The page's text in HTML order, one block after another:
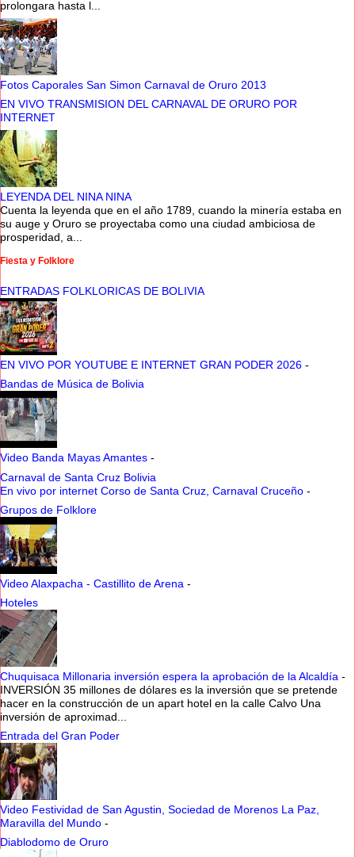
prolongara hasta l...
Fotos Caporales San Simon Carnaval de Oruro 2013
EN VIVO TRANSMISION DEL CARNAVAL DE ORURO POR
INTERNET
LEYENDA DEL NINA NINA
Cuenta la leyenda que en el año 1789, cuando la minería estaba en
su auge y Oruro se proyectaba como una ciudad ambiciosa de
prosperidad, a...
Fiesta y Folklore
ENTRADAS FOLKLORICAS DE BOLIVIA
EN VIVO POR YOUTUBE E INTERNET GRAN PODER 2026 -
Bandas de Música de Bolivia
Video Banda Mayas Amantes -
Carnaval de Santa Cruz Bolivia
En vivo por internet Corso de Santa Cruz, Carnaval Cruceño -
Grupos de Folklore
Video Alaxpacha - Castillito de Arena -
Hoteles
Chuquisaca Millonaria inversión espera la aprobación de la Alcaldía -
INVERSIÓN 35 millones de dólares es la inversión que se pretende
hacer en la construcción de un apart hotel en la calle Calvo Una
inversión de aproximad...
Entrada del Gran Poder
Video Festividad de San Agustin, Sociedad de Morenos La Paz,
Maravilla del Mundo -
Diablodomo de Oruro